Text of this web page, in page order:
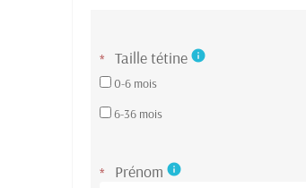
* Taille tétine info
0-6 mois
6-36 mois
* Prénom info